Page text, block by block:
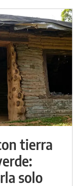
tierra
solo